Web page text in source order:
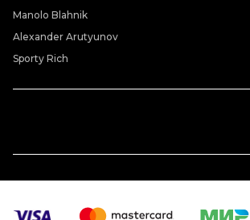
Manolo Blahnik
Alexander Arutyunov
Sporty Rich